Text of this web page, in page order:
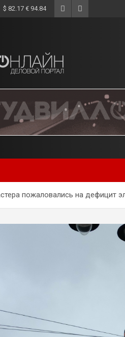
$ 82.17 € 94.84
пожаловались на дефицит